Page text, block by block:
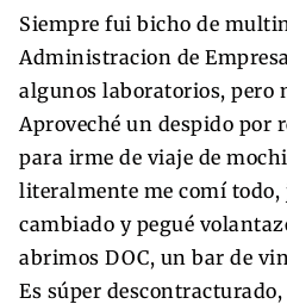
Siempre fui bicho de
Administracion de
algunos laboratorios, pero
Aproveché un despido por
para irme de viaje de
literalmente me comí todo,
cambiado y pegué
abrimos DOC, un bar de
Es súper descontracturado,